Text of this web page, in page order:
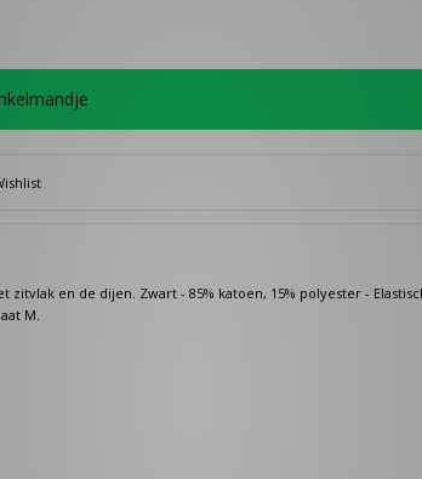
en de dijen. Zwart - 85% katoen, 15% polyester -
M.